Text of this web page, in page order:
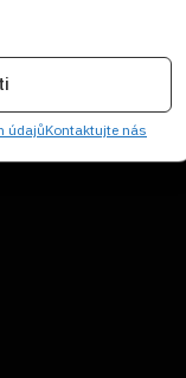
údajůKontaktujte nás